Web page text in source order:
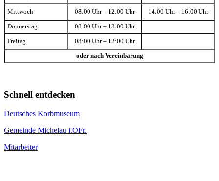
Mittwoch 08:00 Uhr – 12:00 Uhr 14:00 Uhr – 16:00 Uhr
Donnerstag 08:00 Uhr – 13:00 Uhr
Freitag 08:00 Uhr – 12:00 Uhr
oder nach Vereinbarung
Schnell entdecken
Deutsches Korbmuseum
Gemeinde Michelau i.OFr.
Mitarbeiter